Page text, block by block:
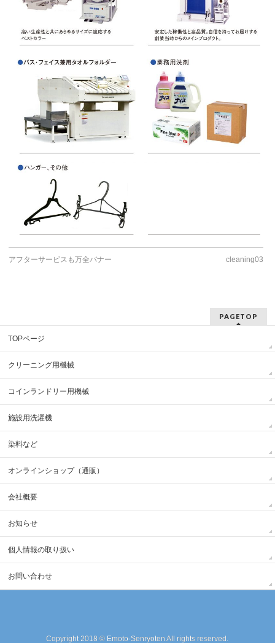
アフターサービスも万全バナー cleaning03
PAGETOP
TOPページ
クリーニング用機械
コインランドリー用機械
施設用洗濯機
染料など
オンラインショップ（通販）
会社概要
お知らせ
個人情報の取り扱い
お問い合わせ
Copyright 2018 © Emoto-Senryoten All rights reserved.